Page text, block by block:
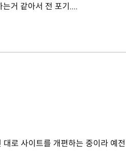
거 같아서 전 포기....
로 사이트를 개편하는 중이라 예